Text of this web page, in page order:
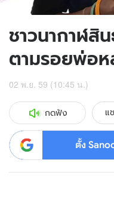
ชาวนากาฬสิ
ตามรอยพ่อ
02 พ.ย. 59 (10:45 น.)
กดฟัง แ
ตั้ง